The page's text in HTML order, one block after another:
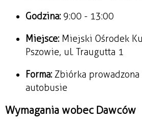
Godzina: 9:00 - 13:00
Miejsce: Miejski Ośrodek
Pszowie, ul. Traugutta 1
Forma: Zbiórka
autobusie
Wymagania wobec Dawców